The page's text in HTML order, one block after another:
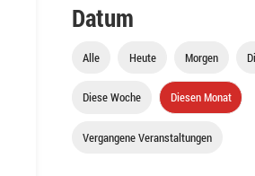
Datum
Alle Heute Morgen
Diese Woche Diesen Monat
Vergangene Veranstaltungen